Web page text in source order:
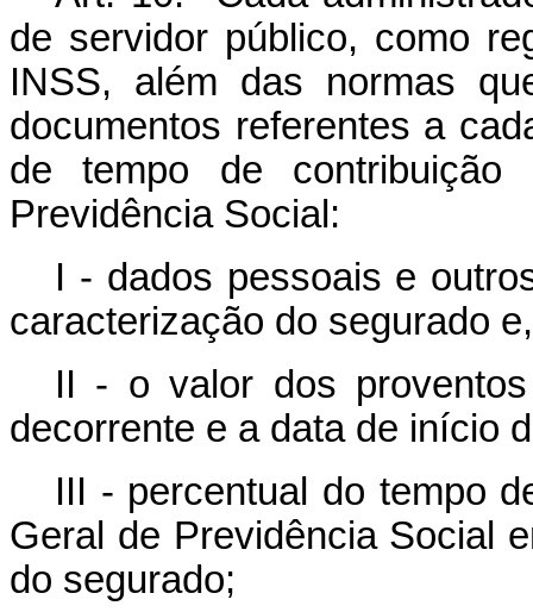
de servidor público, como
INSS, além das normas
documentos referentes a
de tempo de
Previdência Social:
I - dados pessoais e
caracterização do segurado
II - o valor dos
decorrente e a data de início
III - percentual do tempo
Geral de Previdência Social
do segurado;